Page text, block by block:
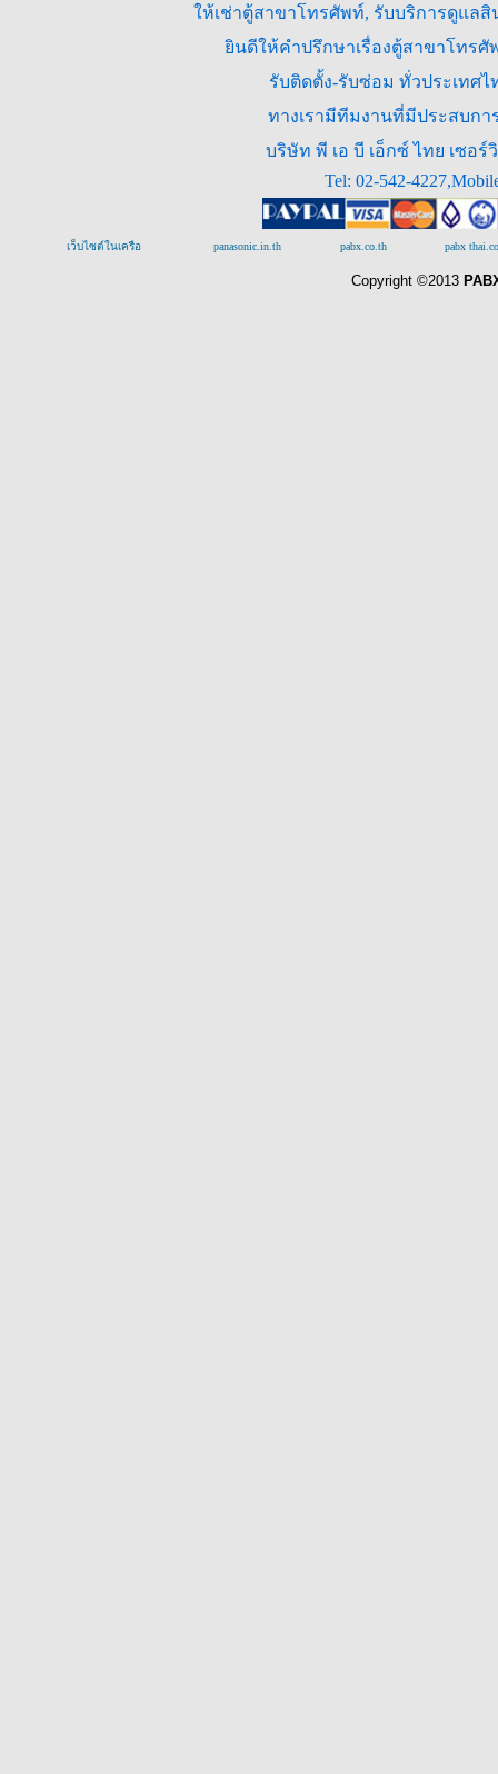
ให้เช่าตู้สาขาโทรศัพท์, รับบริการดูแล
ยินดีให้คำปรึกษาเรื่องตู้สาขาโทร
รับติดตั้ง-รับซ่อม ทั่วประเทศ
ทางเรามีทีมงานที่มีประสบกา
บริษัท พี เอ บี เอ็กซ์ ไทย เซอ
Tel: 02-542-
เว็บไซต์ในเครือ panasonic.in.th pabx.co.th pabx
Copyright ©2013